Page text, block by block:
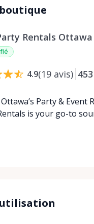
Rentals Ottawa
4.9(19 avis) 453
Party &
is your go-to